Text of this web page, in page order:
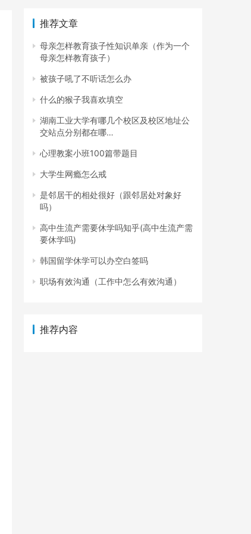
推荐文章
母亲怎样教育孩子性知识单亲（作为一个
母亲怎样教育孩子）
被孩子吼了不听话怎么办
什么的猴子我喜欢填空
湖南工业大学有哪几个校区及校区地址公
交站点分别都在哪…
心理教案小班100篇带题目
大学生网瘾怎么戒
是邻居干的相处很好（跟邻居处对象好
吗）
高中生流产需要休学吗知乎(高中生流产需
要休学吗)
韩国留学休学可以办空白签吗
职场有效沟通（工作中怎么有效沟通）
推荐内容